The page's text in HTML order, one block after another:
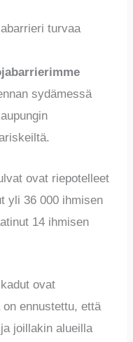
turvaa
sydämessä
ovat riepotelleet
yli 36 000 ihmisen
14 ihmisen
ovat
ennustettu, että
joillakin alueilla